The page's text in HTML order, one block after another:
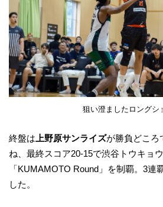
狙い澄ましたロングシ
終盤は 上野原サンライズが勝負どころ
ね、最終スコア20-15で渋谷トウキョ
「KUMAMOTO Round」を制覇。3連
した。